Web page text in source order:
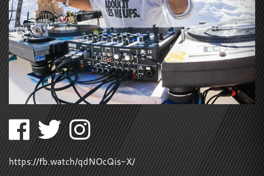
https://fb.watch/qdNOcQis-X/